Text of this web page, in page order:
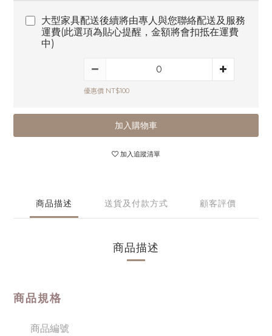
大型家具配送後續將由專人與您聯絡配送及服務
運費(此選項為貼心提醒，金額將會扣抵在運費
中)
優惠價 NT$100
加入購物車
加入追蹤清單
商品描述 送貨及付款方式 顧客評價
商品描述
商品規格
商品編號